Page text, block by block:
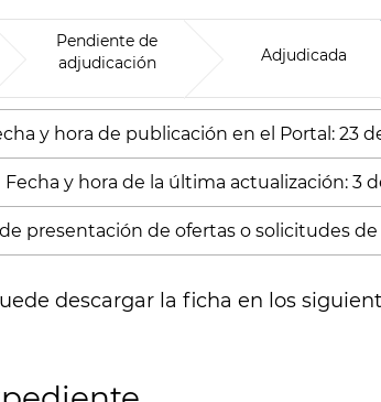
Pendiente de
adjudicación
Adjudicada
y hora de publicación en el Portal: 23
Fecha y hora de la última actualización: 3
presentación de ofertas o solicitudes de
descargar la ficha en los